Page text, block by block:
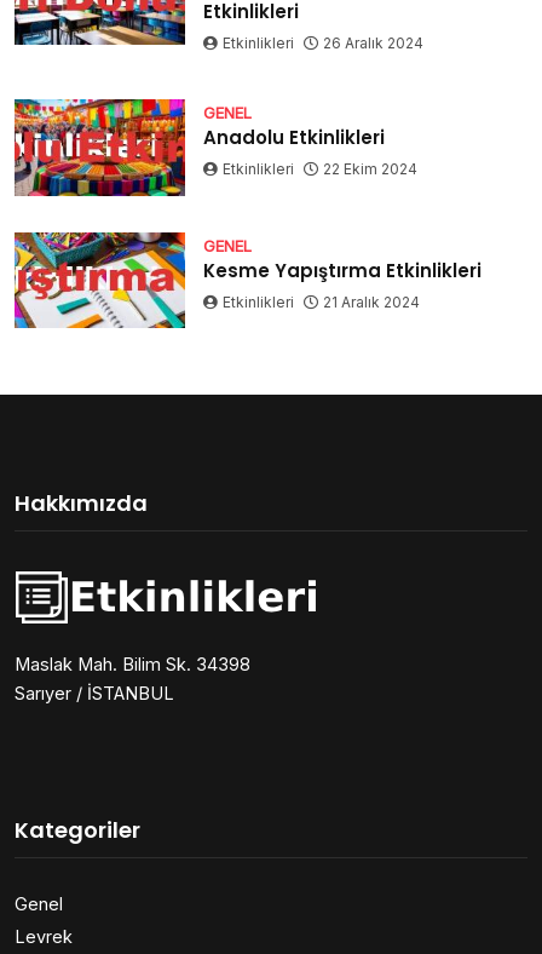
Etkinlikleri
Etkinlikleri 26 Aralık 2024
GENEL
Anadolu Etkinlikleri
Etkinlikleri 22 Ekim 2024
GENEL
Kesme Yapıştırma Etkinlikleri
Etkinlikleri 21 Aralık 2024
Hakkımızda
Maslak Mah. Bilim Sk. 34398
Sarıyer / İSTANBUL
Kategoriler
Genel
Levrek